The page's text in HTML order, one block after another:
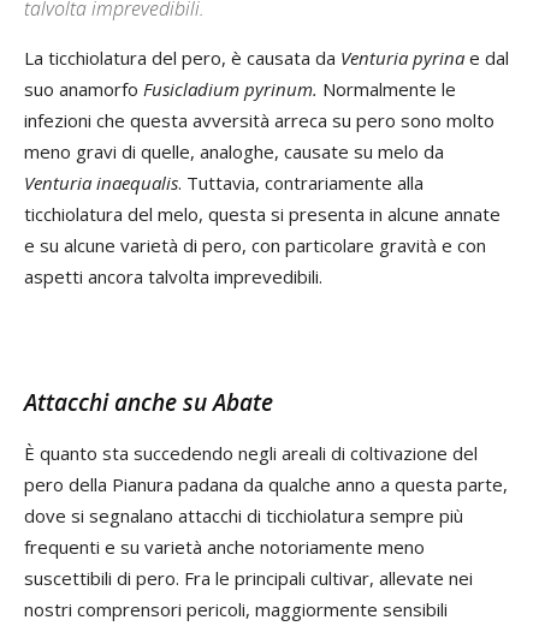
talvolta imprevedibili.
La ticchiolatura del pero, è causata da Venturia pyrina e dal
suo anamorfo Fusicladium pyrinum. Normalmente le
infezioni che questa avversità arreca su pero sono molto
meno gravi di quelle, analoghe, causate su melo da
Venturia inaequalis. Tuttavia, contrariamente alla
ticchiolatura del melo, questa si presenta in alcune annate
e su alcune varietà di pero, con particolare gravità e con
aspetti ancora talvolta imprevedibili.
Attacchi anche su Abate
È quanto sta succedendo negli areali di coltivazione del
pero della Pianura padana da qualche anno a questa parte,
dove si segnalano attacchi di ticchiolatura sempre più
frequenti e su varietà anche notoriamente meno
suscettibili di pero. Fra le principali cultivar, allevate nei
nostri comprensori pericoli, maggiormente sensibili